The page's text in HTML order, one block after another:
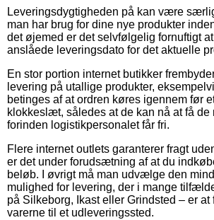
Leveringsdygtigheden på kan være
man har brug for dine nye produkter
det øjemed er det selvfølgelig fornuftigt
anslåede leveringsdato for det aktuelle
En stor portion internet butikker
levering på utallige produkter,
betinges af at ordren køres igennem før
klokkeslæt, således at de kan nå at få de
forinden logistikpersonalet får fri.
Flere internet outlets garanterer fragt
er det under forudsætning af at du
beløb. I øvrigt må man udvælge den
mulighed for levering, der i mange
på Silkeborg, Ikast eller Grindsted – er at
varerne til et udleveringssted.